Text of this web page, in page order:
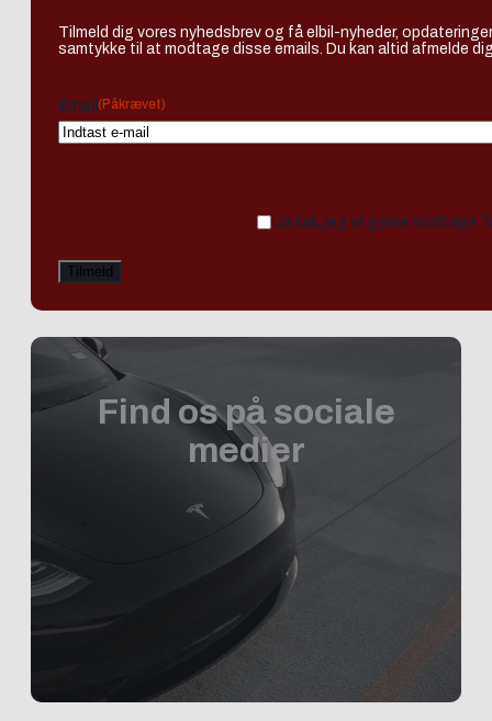
Tilmeld dig vores nyhedsbrev og få elbil-nyheder,
samtykke til at modtage disse emails. Du kan altid afmelde
Email (Påkrævet)
Ja tak, jeg vil gerne modtage
Find os på sociale
medier